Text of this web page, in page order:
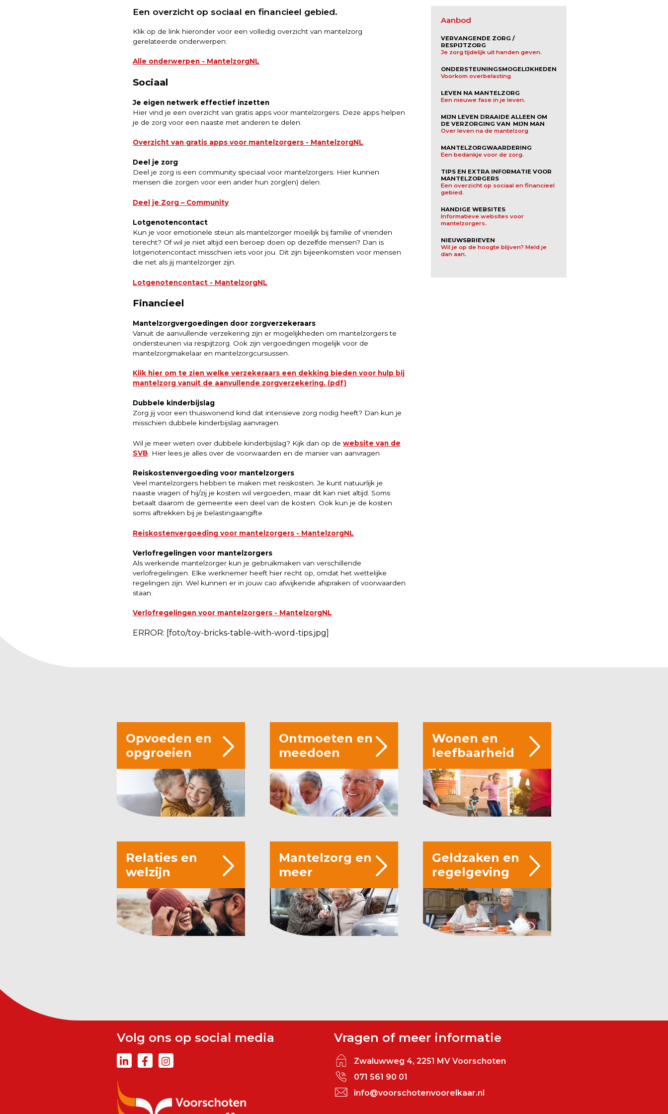
Een overzicht op sociaal en financieel gebied.
Klik op de link hieronder voor een volledig overzicht van mantelzorg
gerelateerde onderwerpen:
Alle onderwerpen - MantelzorgNL
Sociaal
Je eigen netwerk effectief inzetten
Hier vind je een overzicht van gratis apps voor mantelzorgers. Deze apps helpen
je de zorg voor een naaste met anderen te delen.
Overzicht van gratis apps voor mantelzorgers - MantelzorgNL
Deel je zorg
Deel je zorg is een community speciaal voor mantelzorgers. Hier kunnen
mensen die zorgen voor een ander hun zorg(en) delen.
Deel je Zorg – Community
Lotgenotencontact
Kun je voor emotionele steun als mantelzorger moeilijk bij familie of vrienden
terecht? Of wil je niet altijd een beroep doen op dezelfde mensen? Dan is
lotgenotencontact misschien iets voor jou. Dit zijn bijeenkomsten voor mensen
die net als jij mantelzorger zijn.
Lotgenotencontact - MantelzorgNL
Financieel
Mantelzorgvergoedingen door zorgverzekeraars
Vanuit de aanvullende verzekering zijn er mogelijkheden om mantelzorgers te
ondersteunen via respijtzorg. Ook zijn vergoedingen mogelijk voor de
mantelzorgmakelaar en mantelzorgcursussen.
Klik hier om te zien welke verzekeraars een dekking bieden voor hulp bij
mantelzorg vanuit de aanvullende zorgverzekering. (pdf)
Dubbele kinderbijslag
Zorg jij voor een thuiswonend kind dat intensieve zorg nodig heeft? Dan kun je
misschien dubbele kinderbijslag aanvragen.
Wil je meer weten over dubbele kinderbijslag? Kijk dan op de website van de
SVB . Hier lees je alles over de voorwaarden en de manier van aanvragen
Reiskostenvergoeding voor mantelzorgers
Veel mantelzorgers hebben te maken met reiskosten. Je kunt natuurlijk je
naaste vragen of hij/zij je kosten wil vergoeden, maar dit kan niet altijd. Soms
betaalt daarom de gemeente een deel van de kosten. Ook kun je de kosten
soms aftrekken bij je belastingaangifte.
Reiskostenvergoeding voor mantelzorgers - MantelzorgNL
Verlofregelingen voor mantelzorgers
Als werkende mantelzorger kun je gebruikmaken van verschillende
verlofregelingen. Elke werknemer heeft hier recht op, omdat het wettelijke
regelingen zijn. Wel kunnen er in jouw cao afwijkende afspraken of voorwaarden
staan.
Verlofregelingen voor mantelzorgers - MantelzorgNL
ERROR: [foto/toy-bricks-table-with-word-tips.jpg]
Aanbod
VERVANGENDE ZORG /
RESPIJTZORG
Je zorg tijdelijk uit handen geven.
ONDERSTEUNINGSMOGELIJKHEDEN
Voorkom overbelasting
LEVEN NA MANTELZORG
Een nieuwe fase in je leven.
MIJN LEVEN DRAAIDE ALLEEN OM
DE VERZORGING VAN MIJN MAN
Over leven na de mantelzorg
MANTELZORGWAARDERING
Een bedankje voor de zorg.
TIPS EN EXTRA INFORMATIE VOOR
MANTELZORGERS
Een overzicht op sociaal en financieel
gebied.
HANDIGE WEBSITES
Informatieve websites voor
mantelzorgers.
NIEUWSBRIEVEN
Wil je op de hoogte blijven? Meld je
dan aan.
Opvoeden en
opgroeien
Ontmoeten en
meedoen
Wonen en
leefbaarheid
Relaties en
welzijn
Mantelzorg en
meer
Geldzaken en
regelgeving
Volg ons op social media Vragen of meer informatie
Zwaluwweg 4, 2251 MV Voorschoten
071 561 90 01
info@voorschotenvoorelkaar.nl